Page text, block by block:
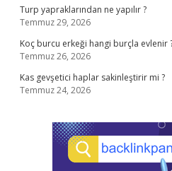
Turp yapraklarından ne yapılır ?
Temmuz 29, 2026
Koç burcu erkeği hangi burçla evlenir
Temmuz 26, 2026
Kas gevşetici haplar sakinleştirir mi ?
Temmuz 24, 2026